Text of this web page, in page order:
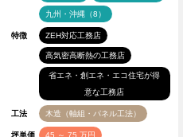
九州・沖縄（8）
特徴 ZEH対応工務店
高気密高断熱の工務店
省エネ・創エネ・エコ住宅が得
意な工務店
工法 木造（軸組・パネル工法）
坪単価 45 ～ 75 万円